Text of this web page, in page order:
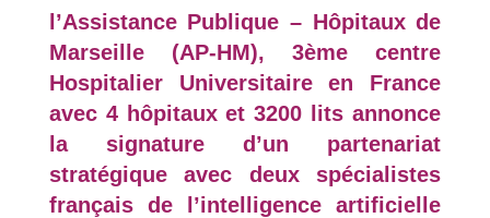
l’Assistance Publique – Hôpitaux de
Marseille (AP-HM), 3ème centre
Hospitalier Universitaire en France
avec 4 hôpitaux et 3200 lits annonce
la signature d’un partenariat
stratégique avec deux spécialistes
français de l’intelligence artificielle